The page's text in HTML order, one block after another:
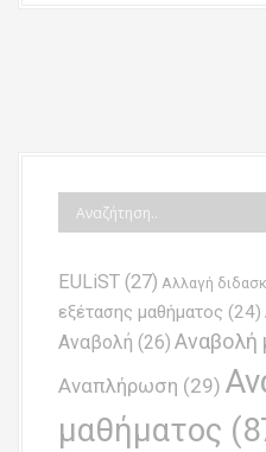
EULiST (27) Αλλαγή
εξέτασης μαθήματος (24)
Αναβολή (26) Αναβολή
Αναπλήρωση (29)
μαθήματος